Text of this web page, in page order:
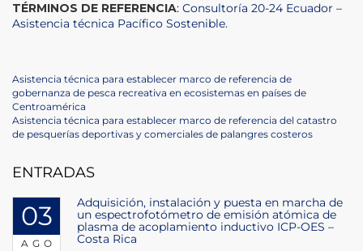
TÉRMINOS DE REFERENCIA: Consultoría 20-24 Ecuador –
Asistencia técnica Pacífico Sostenible.
Navegación
de
entradas
Previous
Post
Asistencia técnica para establecer marco de referencia de
gobernanza de pesca recreativa en ecosistemas en países de
Centroamérica
Next
Post
Asistencia técnica para establecer marco de referencia del catastro
de pesquerías deportivas y comerciales de palangres costeros
ENTRADAS
03
AGO
Adquisición, instalación y puesta en marcha de
un espectrofotómetro de emisión atómica de
plasma de acoplamiento inductivo ICP-OES –
Costa Rica